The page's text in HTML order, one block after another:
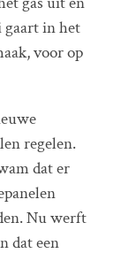
gaart in het
voor op
regelen.
dat er
Nu werft
dat een